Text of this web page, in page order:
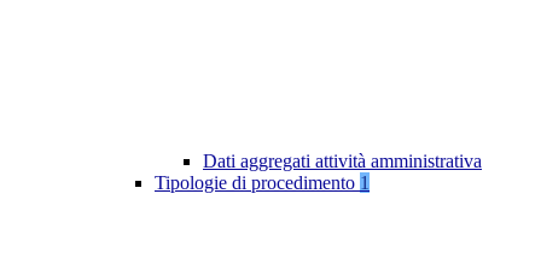
Dati aggregati attività amministrativa
Tipologie di procedimento 1